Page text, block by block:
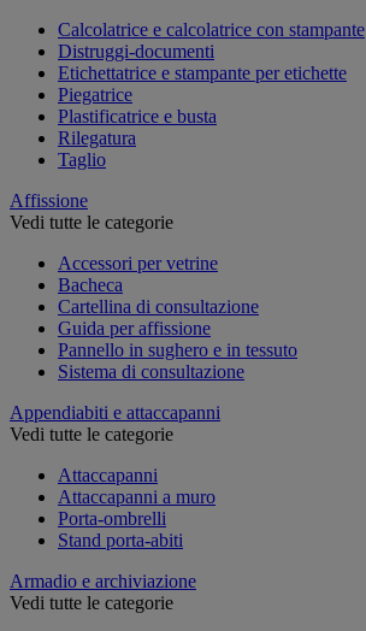
Calcolatrice e calcolatrice con stampante
Distruggi-documenti
Etichettatrice e stampante per etichette
Piegatrice
Plastificatrice e busta
Rilegatura
Taglio
Affissione
Vedi tutte le categorie
Accessori per vetrine
Bacheca
Cartellina di consultazione
Guida per affissione
Pannello in sughero e in tessuto
Sistema di consultazione
Appendiabiti e attaccapanni
Vedi tutte le categorie
Attaccapanni
Attaccapanni a muro
Porta-ombrelli
Stand porta-abiti
Armadio e archiviazione
Vedi tutte le categorie